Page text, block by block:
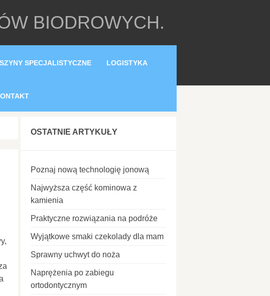
BIODROWYCH.
SPECJALISTYCZNE LOGISTYKA
OSTATNIE ARTYKUŁY
Poznaj nową technologię jonową
Najwyższa część kominowa z
kamienia
Praktyczne rozwiązania na podróże
Wyjątkowe smaki czekolady dla mam
Sprawny uchwyt do noża
Naprężenia po zabiegu
ortodontycznym